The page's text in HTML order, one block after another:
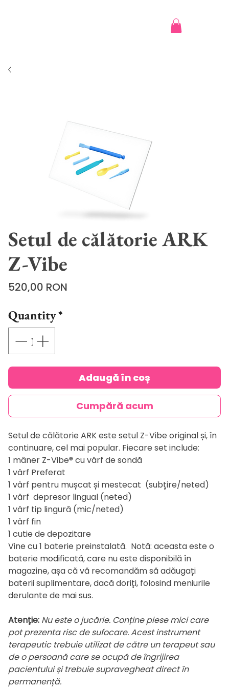
Setul de călătorie ARK
Z-Vibe
520,00 RON
Quantity*
Adaugă în coș
Cumpără acum
Setul de călătorie ARK este setul Z-Vibe original și, în
continuare, cel mai popular. Fiecare set include:
1 mâner Z-Vibe® cu vârf de sondă
1 vârf Preferat
1 vârf pentru mușcat și mestecat (subțire/neted)
1 vârf depresor lingual (neted)
1 vârf tip lingură (mic/neted)
1 vârf fin
1 cutie de depozitare
Vine cu 1 baterie preinstalată. Notă: aceasta este o
baterie modificată, care nu este disponibilă în
magazine, așa că vă recomandăm să adăugați
baterii suplimentare, dacă doriți, folosind meniurile
derulante de mai sus.
Atenție: Nu este o jucărie. Conține piese mici care
pot prezenta risc de sufocare. Acest instrument
terapeutic trebuie utilizat de către un terapeut sau
de o persoană care se ocupă de îngrijirea
pacientului și trebuie supravegheat direct în
permanență.